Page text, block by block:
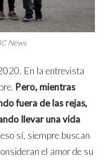
News
En la entrevista
Pero, mientras
fuera de las rejas,
llevar una vida
eso sí, siempre buscan
el amor de su